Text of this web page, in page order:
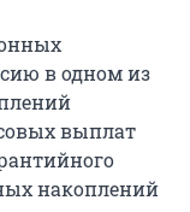
в одном из
выплат
накоплений